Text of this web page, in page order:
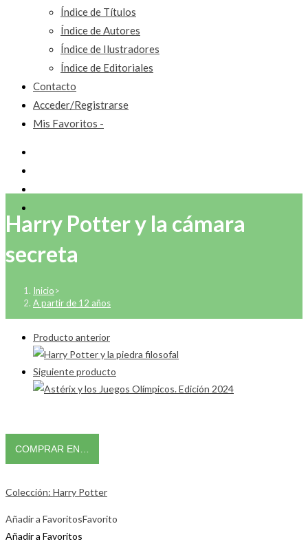
Índice de Títulos
Índice de Autores
Índice de Ilustradores
Índice de Editoriales
Contacto
Acceder/Registrarse
Mis Favoritos -
Harry Potter y la cámara
secreta
Inicio>
A partir de 12 años
Producto anterior
Siguiente producto
COMPRAR EN…
Colección: Harry Potter
Añadir a FavoritosFavorito
Añadir a Favoritos